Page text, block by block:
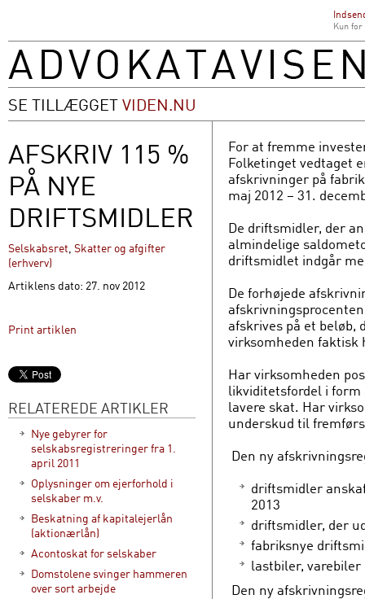
Kun
SE TILLÆGGETVIDEN.NU
AFSKRIV 115 %
PÅ NYE
DRIFTSMIDLER
Selskabsret Skatter og afgifter
(erhverv)
Artiklens dato: 27. nov 2012
Print artiklen
RELATEREDE ARTIKLER
Nye gebyrer for
selskabsregistreringer fra 1.
april 2011
Oplysninger om ejerforhold i
selskaber m.v.
Beskatning af kapitalejerlån
(aktionærlån)
Acontoskat for selskaber
Domstolene svinger hammeren
over sort arbejde
For at fremme
Folketinget vedtaget
afskrivninger på
maj 2012 – 31.
De driftsmidler, der
almindelige
driftsmidlet indgår
De forhøjede
afskrives på et beløb,
virksomheden
Har virksomheden
likviditetsfordel i form
lavere skat. Har
underskud til
Den ny
driftsmidler
2013
driftsmidler, der
fabriksnye
lastbiler,
Den ny